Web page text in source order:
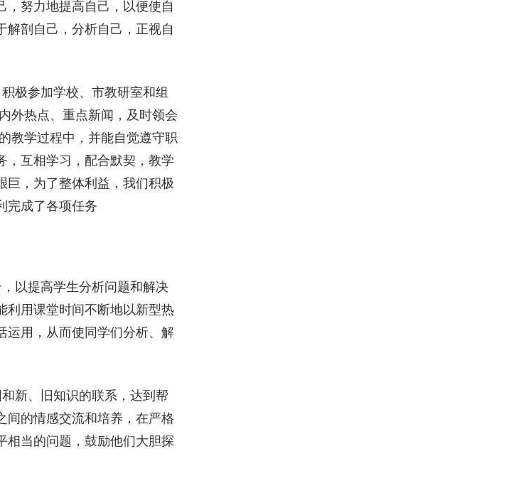
，努力地提高自己，以便使自
解剖自己，分析自己，正视自
极参加学校、市教研室和组
外热点、重点新闻，及时领会
教学过程中，并能自觉遵守职
，互相学习，配合默契，教学
，为了整体利益，我们积极
完成了各项任务
以提高学生分析问题和解决
利用课堂时间不断地以新型热
运用，从而使同学们分析、解
新、旧知识的联系，达到帮
间的情感交流和培养，在严格
相当的问题，鼓励他们大胆探